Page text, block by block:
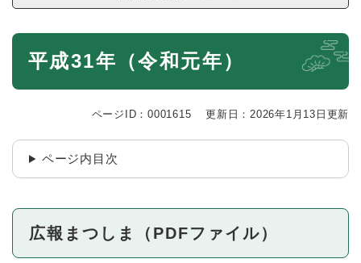
本
平成31年（令和元年）
ページID：0001615 更新日：2026年1月13日更新
ページ内目次
広報まつしま（PDFファイル）